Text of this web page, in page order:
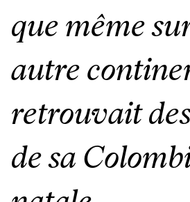
que même
autre
retrouvait
de sa